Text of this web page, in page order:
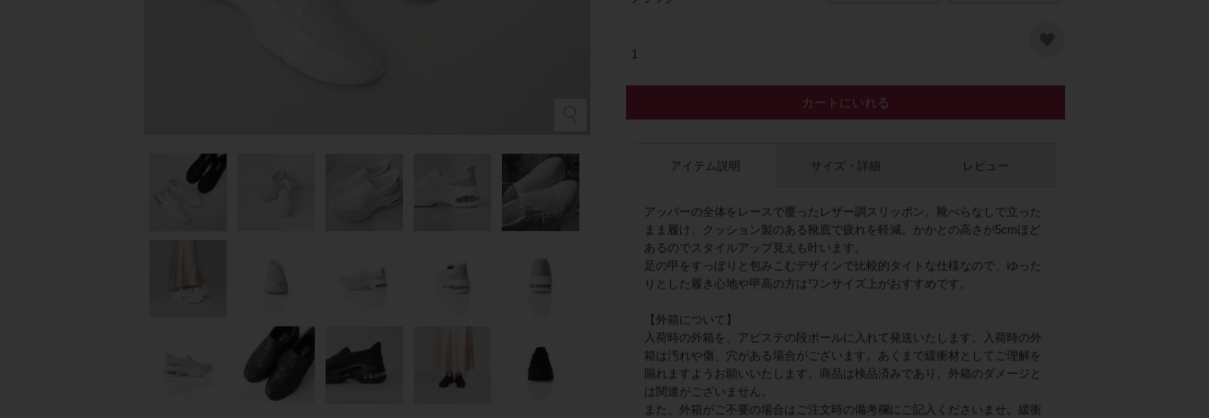
カートにいれる
アイテム説明
アッパーの全体をレースで覆ったレザー調スリッポン。靴べらなしで立った
まま履け、クッション製のある靴底で疲れを軽減。かかとの高さが5cmほど
あるのでスタイルアップ見えも叶います。
足の甲をすっぽりと包みこむデザインで比較的タイトな仕様なので、ゆった
りとした履き心地や甲高の方はワンサイズ上がおすすめです。
【外箱について】
入荷時の外箱を、アビステの段ボールに入れて発送いたします。入荷時の外
箱は汚れや傷、穴がある場合がございます。あくまで緩衝材としてご理解を
賜れますようお願いいたします。商品は検品済みであり、外箱のダメージと
は関連がございません。
また、外箱がご不要の場合はご注文時の備考欄にご記入くださいませ。緩衝
サイズ・詳細 レビュー